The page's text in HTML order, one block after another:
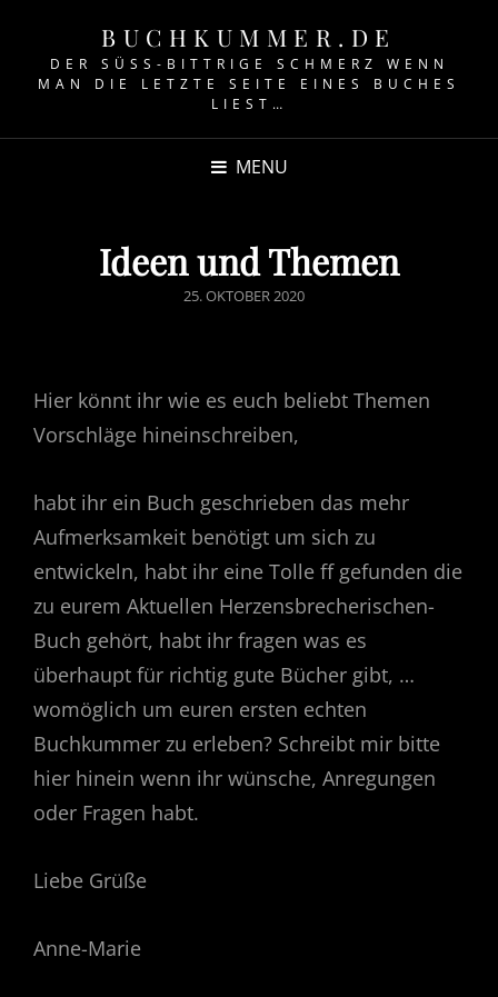
BUCHKUMMER.DE
DER SÜSS-BITTRIGE SCHMERZ WENN M
AN DIE LETZTE SEITE EINES BUCHES L
IEST…
MENU
Ideen und Themen
POSTED
25. OKTOBER 2020
Hier könnt ihr wie es euch beliebt Themen
Vorschläge hineinschreiben,
habt ihr ein Buch geschrieben das mehr
Aufmerksamkeit benötigt um sich zu
entwickeln, habt ihr eine Tolle ff gefunden die
zu eurem Aktuellen Herzensbrecherischen-
Buch gehört, habt ihr fragen was es
überhaupt für richtig gute Bücher gibt, …
womöglich um euren ersten echten
Buchkummer zu erleben? Schreibt mir bitte
hier hinein wenn ihr wünsche, Anregungen
oder Fragen habt.
Liebe Grüße
Anne-Marie